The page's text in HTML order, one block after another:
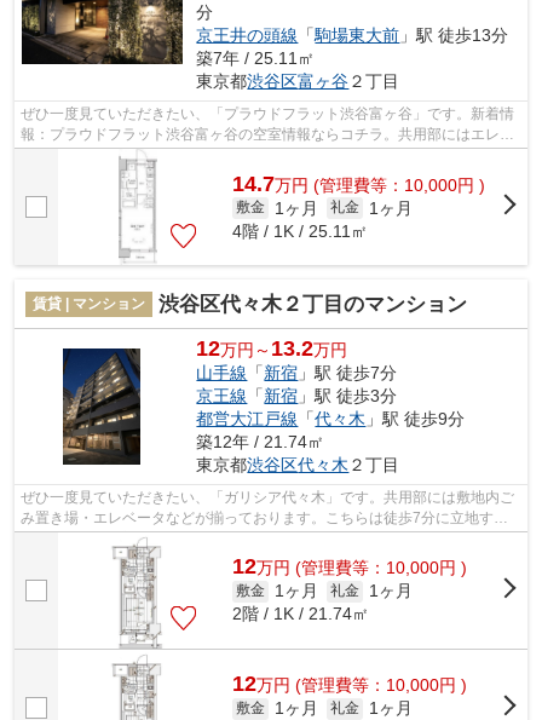
分
京王井の頭線 「駒場東大前 」駅 徒歩13分
築7年 / 25.11㎡
東京都渋谷区富ヶ谷２丁目
ぜひ一度見ていただきたい、「プラウドフラット渋谷富ヶ谷」です。新着情
報：プラウドフラット渋谷富ヶ谷の空室情報ならコチラ。共用部にはエレベ
ータ・敷地内ごみ置き場などが揃って...
14.7万円 (管理費等：10,000円 )
敷金 1ヶ月 礼金
1ヶ月
4階 / 1K / 25.11㎡
賃貸 | マンション 渋谷区代々木２丁目のマンション
12万円～ 13.2万円
山手線 「新宿 」駅 徒歩7分
京王線 「新宿 」駅 徒歩3分
都営大江戸線 「代々木 」駅 徒歩9分
築12年 / 21.74㎡
東京都渋谷区代々木 ２丁目
ぜひ一度見ていただきたい、「ガリシア代々木」です。共用部には敷地内ご
み置き場・エレベータなどが揃っております。こちらは徒歩7分に立地する
物件です。防犯対策もバッチリなマンシ...
12万円 (管理費等：10,000円 )
敷金 1ヶ月 礼金
1ヶ月
2階 / 1K / 21.74㎡
12万円 (管理費等：10,000円 )
敷金 1ヶ月 礼金
1ヶ月